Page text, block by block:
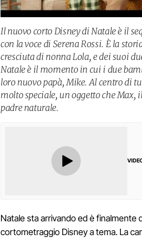
Il nuovo corto Disney di Natale è il
con la voce di Serena Rossi. È la
cresciuta di nonna Lola, e dei suoi
Natale è il momento in cui i due
loro nuovo papà, Mike. Al centro di
molto speciale, un oggetto che
padre naturale.
Natale sta arrivando ed è finalmente
cortometraggio Disney a tema. La